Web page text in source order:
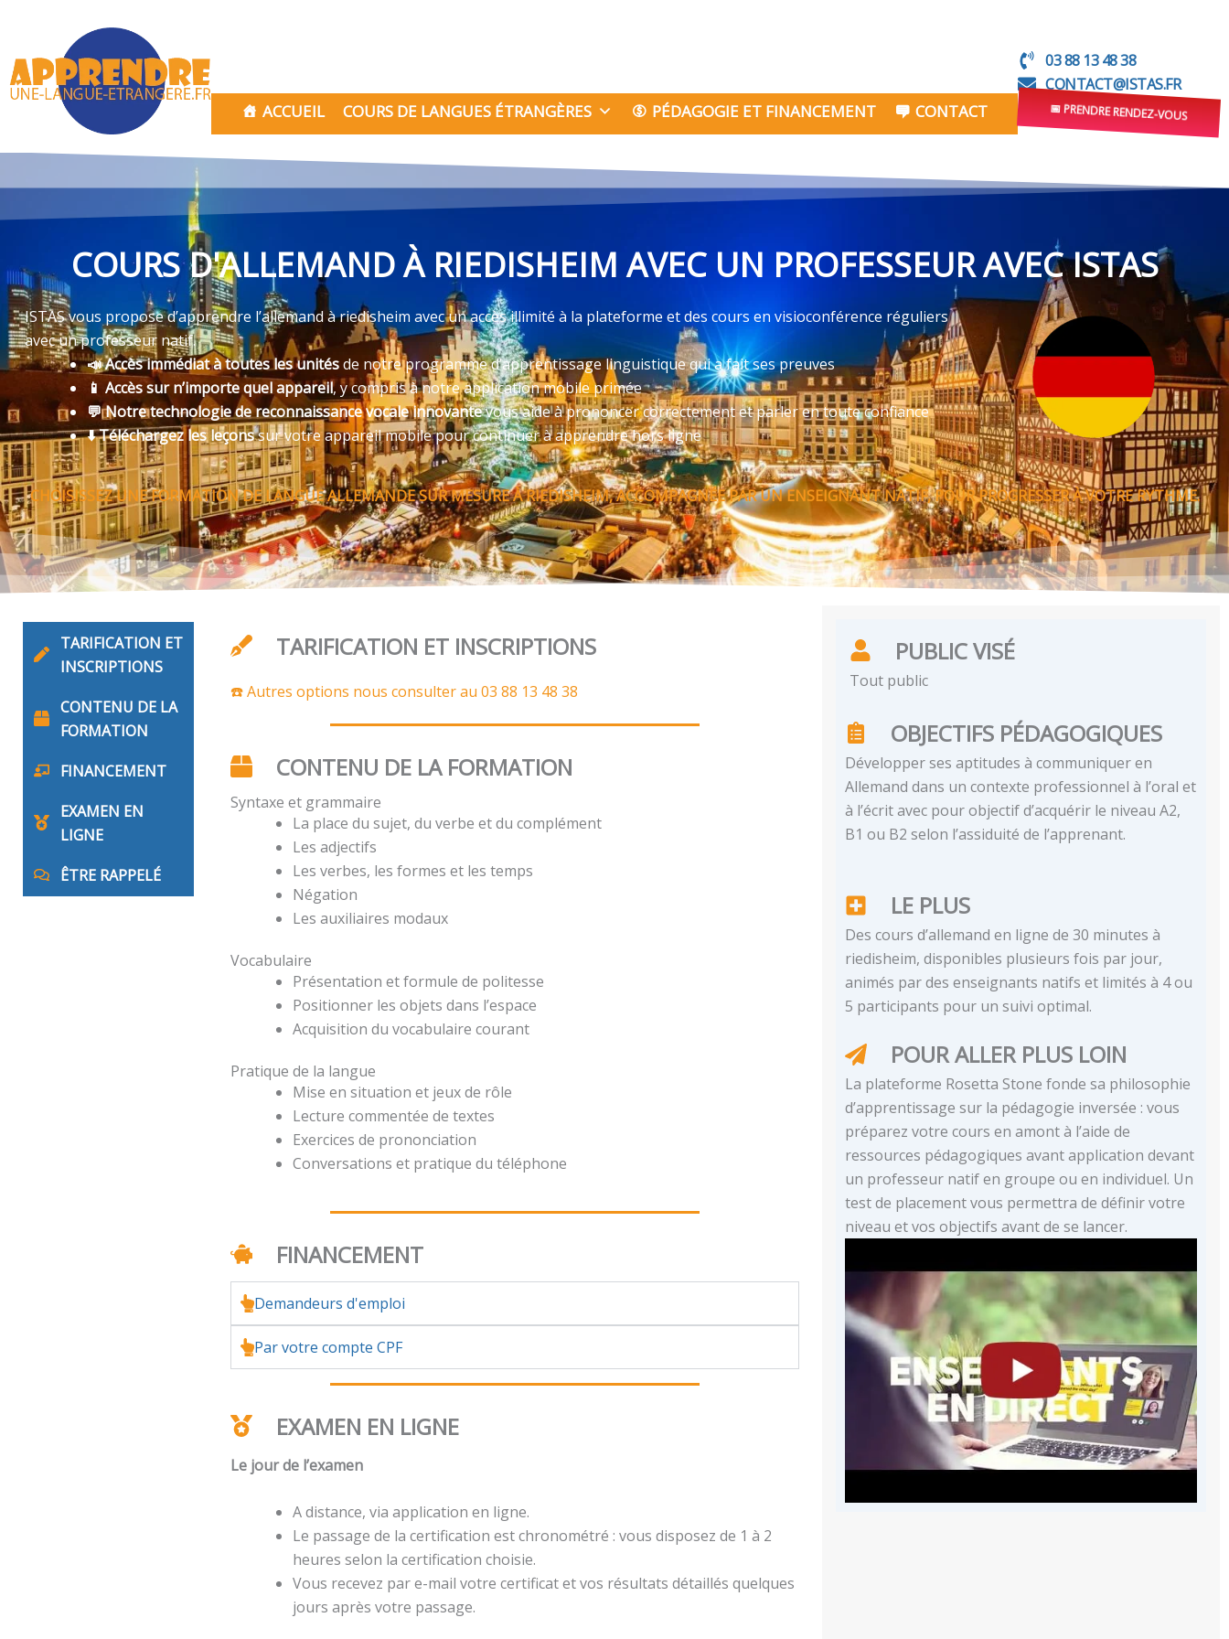
contenu
ACCUEIL COURS DE LANGUES ÉTRANGÈRES PÉDAGOGIE ET FINANCEMENT CONTACT
03 88 13 48 38
CONTACT@ISTAS.FR
📅 PRENDRE RENDEZ-VOUS
COURS D'ALLEMAND À RIEDISHEIM AVEC UN PROFESSEUR AVEC ISTAS
ISTAS vous propose d’apprendre l’allemand à riedisheim avec un accès illimité à la plateforme et des cours en visioconférence réguliers
avec un professeur natif.
📣 Accès immédiat à toutes les unitésde notre programme d’apprentissage linguistique qui a fait ses preuves
📱 Accès sur n’importe quel appareil, y compris à notre application mobile primée
💬 Notre technologie de reconnaissance vocale innovantevous aide à prononcer correctement et parler en toute confiance
⬇️ Téléchargez les leçonssur votre appareil mobile pour continuer à apprendre hors ligne
CHOISISSEZ UNE FORMATION DE LANGUE ALLEMANDE SUR MESURE À RIEDISHEIM, ACCOMPAGNÉE PAR UN ENSEIGNANT NATIF, POUR PROGRESSER À VOTRE RYTHME.
TARIFICATION ET
INSCRIPTIONS
CONTENU DE LA
FORMATION
FINANCEMENT
EXAMEN EN
LIGNE
ÊTRE RAPPELÉ
TARIFICATION ET INSCRIPTIONS
☎️ Autres options nous consulter au 03 88 13 48 38
CONTENU DE LA FORMATION
Syntaxe et grammaire
La place du sujet, du verbe et du complément
Les adjectifs
Les verbes, les formes et les temps
Négation
Les auxiliaires modaux
Vocabulaire
Présentation et formule de politesse
Positionner les objets dans l’espace
Acquisition du vocabulaire courant
Pratique de la langue
Mise en situation et jeux de rôle
Lecture commentée de textes
Exercices de prononciation
Conversations et pratique du téléphone
FINANCEMENT
Demandeurs d'emploi
Par votre compte CPF
EXAMEN EN LIGNE
Le jour de l’examen
A distance, via application en ligne.
Le passage de la certification est chronométré : vous disposez de 1 à 2
heures selon la certification choisie.
Vous recevez par e-mail votre certificat et vos résultats détaillés quelques
jours après votre passage.
PUBLIC VISÉ
Tout public
OBJECTIFS PÉDAGOGIQUES
Développer ses aptitudes à communiquer en
Allemand dans un contexte professionnel à l’oral et
à l’écrit avec pour objectif d’acquérir le niveau A2,
B1 ou B2 selon l’assiduité de l’apprenant.
LE PLUS
Des cours d’allemand en ligne de 30 minutes à
riedisheim, disponibles plusieurs fois par jour,
animés par des enseignants natifs et limités à 4 ou
5 participants pour un suivi optimal.
POUR ALLER PLUS LOIN
La plateforme Rosetta Stone fonde sa philosophie
d’apprentissage sur la pédagogie inversée : vous
préparez votre cours en amont à l’aide de
ressources pédagogiques avant application devant
un professeur natif en groupe ou en individuel. Un
test de placement vous permettra de définir votre
niveau et vos objectifs avant de se lancer.